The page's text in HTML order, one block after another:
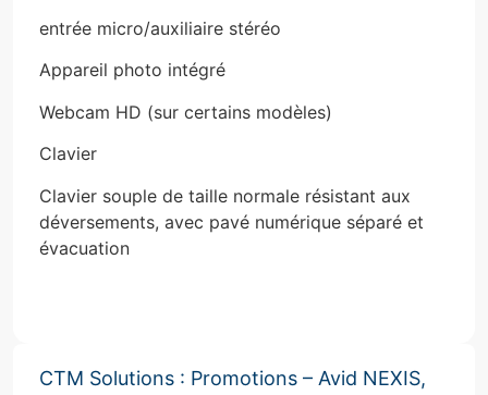
entrée micro/auxiliaire stéréo
Appareil photo intégré
Webcam HD (sur certains modèles)
Clavier
Clavier souple de taille normale résistant aux
déversements, avec pavé numérique séparé et
évacuation
CTM Solutions : Promotions – Avid NEXIS,